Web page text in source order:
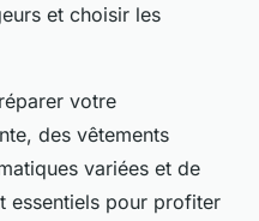
et choisir les
votre
des vêtements
variées et de
essentiels pour profiter